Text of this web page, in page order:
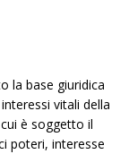
la base giuridica
vitali della
è soggetto il
poteri, interesse